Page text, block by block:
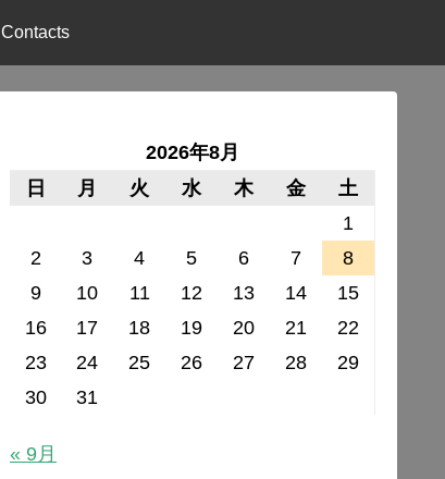
Contacts
2026年8月
日
月 火 水 木 金
土
1
2
3 4 5 6 7
8
9
10 11 12 13 14
15
16
17 18 19 20 21
22
23
24 25 26 27 28
29
30
31
« 9月